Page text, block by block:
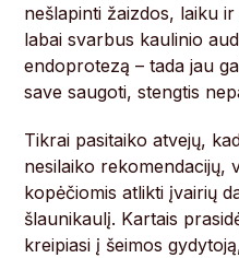
nešlapinti žaizdos, laiku
labai svarbus kaulinio
endoprotezą – tada jau
save saugoti, stengtis
Tikrai pasitaiko atvejų,
nesilaiko rekomendacijų,
kopėčiomis atlikti įvairių
šlaunikaulį. Kartais
kreipiasi į šeimos